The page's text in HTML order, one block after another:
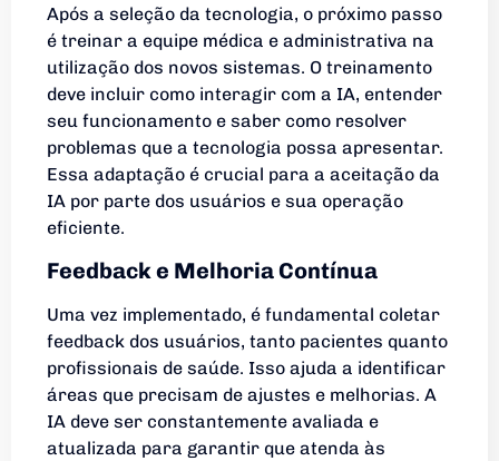
Após a seleção da tecnologia, o próximo passo
é treinar a equipe médica e administrativa na
utilização dos novos sistemas. O treinamento
deve incluir como interagir com a IA, entender
seu funcionamento e saber como resolver
problemas que a tecnologia possa apresentar.
Essa adaptação é crucial para a aceitação da
IA por parte dos usuários e sua operação
eficiente.
Feedback e Melhoria Contínua
Uma vez implementado, é fundamental coletar
feedback dos usuários, tanto pacientes quanto
profissionais de saúde. Isso ajuda a identificar
áreas que precisam de ajustes e melhorias. A
IA deve ser constantemente avaliada e
atualizada para garantir que atenda às